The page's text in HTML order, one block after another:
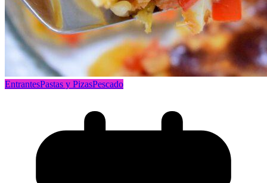
EntrantesPastas y PizasPescado